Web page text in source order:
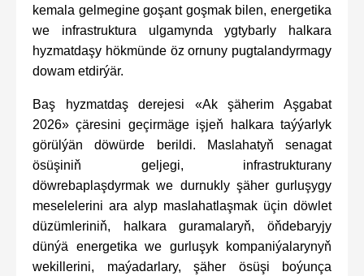
kemala gelmegine goşant goşmak bilen, energetika
we infrastruktura ulgamynda ygtybarly halkara
hyzmatdaşy hökmünde öz ornuny pugtalandyrmagy
dowam etdirýär.
Baş hyzmatdaş derejesi «Ak şäherim Aşgabat
2026» çäresini geçirmäge işjeň halkara taýýarlyk
görülýän döwürde berildi. Maslahatyň senagat
ösüşiniň geljegi, infrastrukturany
döwrebaplaşdyrmak we durnukly şäher gurluşygy
meselelerini ara alyp maslahatlaşmak üçin döwlet
düzümleriniň, halkara guramalaryň, öňdebaryjy
dünýä energetika we gurluşyk kompaniýalarynyň
wekillerini, maýadarlary, şäher ösüşi boýunça